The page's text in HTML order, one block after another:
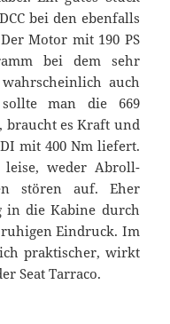
bei den ebenfalls
Motor mit 190 PS
bei dem sehr
auch
man die 669
braucht es Kraft und
mit 400 Nm liefert.
weder Abroll-
stören auf. Eher
in die Kabine durch
Eindruck. Im
praktischer, wirkt
Seat Tarraco.